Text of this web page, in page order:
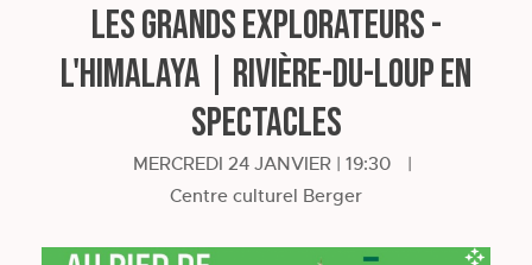
LES GRANDS EXPLORATEURS -
L'HIMALAYA | Rivière-du-Loup en
spectacles
MERCREDI 24 JANVIER | 19:30
|
Centre culturel Berger